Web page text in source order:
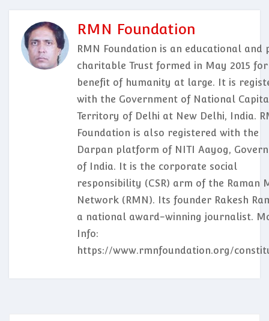
RMN Foundation
RMN Foundation is an educational and
charitable Trust formed in May 2015
benefit of humanity at large. It is
with the Government of National
Territory of Delhi at New Delhi, India.
Foundation is also registered with the
Darpan platform of NITI Aayog,
of India. It is the corporate social
responsibility (CSR) arm of the Raman
Network (RMN). Its founder Rakesh
a national award-winning journalist.
Info:
https://www.rmnfoundation.org/